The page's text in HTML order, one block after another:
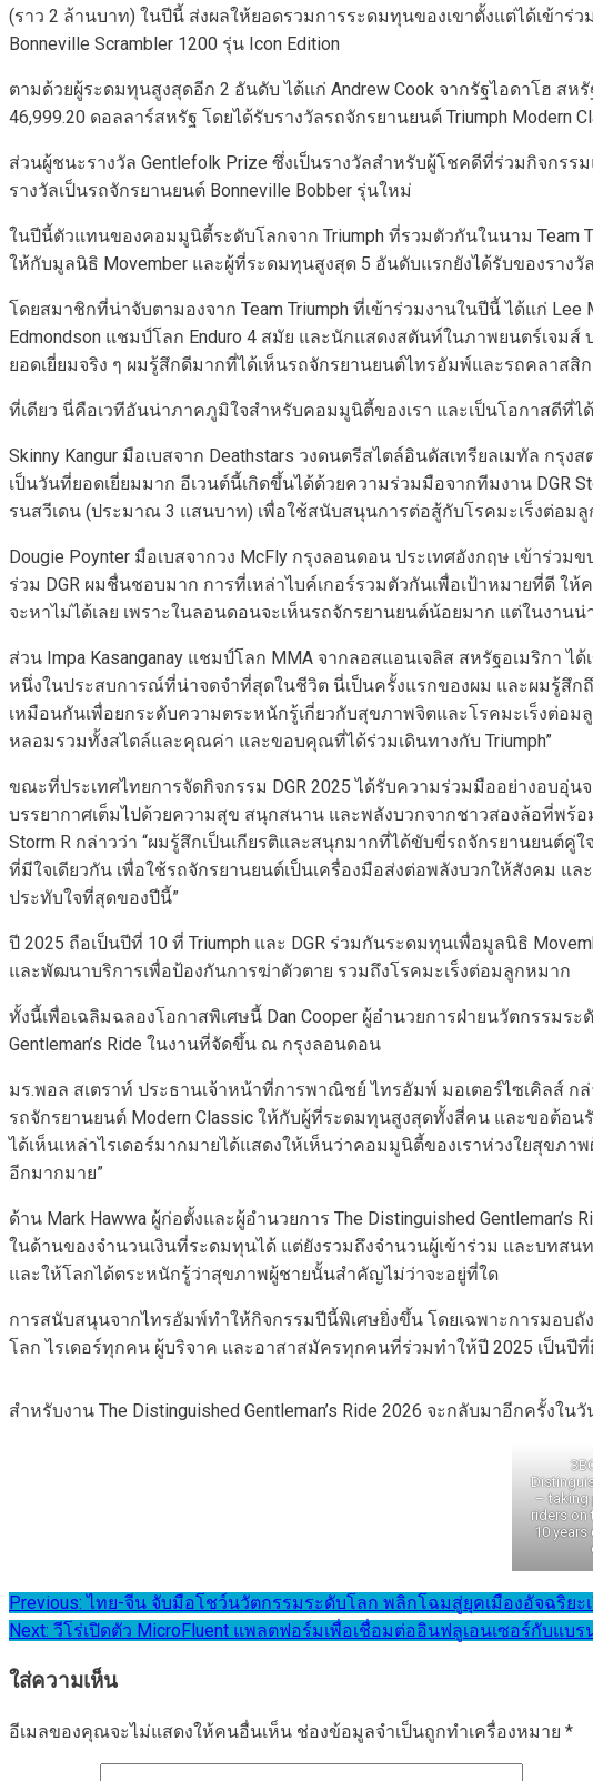
(ราว 2 ล้านบาท) ในปีนี้ ส่งผลให้ยอดรวมการระดมทุนของเขาตั้งแต่ได้เข้าร่
Bonneville Scrambler 1200 รุ่น Icon Edition
ตามด้วยผู้ระดมทุนสูงสุดอีก 2 อันดับ ได้แก่ Andrew Cook จากรัฐไอดาโฮ ส
46,999.20 ดอลลาร์สหรัฐ โดยได้รับรางวัลรถจักรยานยนต์ Triumph Modern
ส่วนผู้ชนะรางวัล Gentlefolk Prize ซึ่งเป็นรางวัลสำหรับผู้โชคดีที่ร่วมกิจกร
รางวัลเป็นรถจักรยานยนต์ Bonneville Bobber รุ่นใหม่
ในปีนี้ตัวแทนของคอมมูนิตี้ระดับโลกจาก Triumph ที่รวมตัวกันในนาม Team
ให้กับมูลนิธิ Movember และผู้ที่ระดมทุนสูงสุด 5 อันดับแรกยังได้รับของรางวั
โดยสมาชิกที่น่าจับตามองจาก Team Triumph ที่เข้าร่วมงานในปีนี้ ได้แก่
Edmondson แชมป์โลก Enduro 4 สมัย และนักแสดงสตันท์ในภาพยนตร์เจม
ยอดเยี่ยมจริง ๆ ผมรู้สึกดีมากที่ได้เห็นรถจักรยานยนต์ไทรอัมพ์และรถคลาสสิ
ที่เดียว นี่คือเวทีอันน่าภาคภูมิใจสำหรับคอมมูนิตี้ของเรา และเป็นโอกาสดีที่
Skinny Kangur มือเบสจาก Deathstars วงดนตรีสไตล์อินดัสเทรียลเมทัล กรุ
เป็นวันที่ยอดเยี่ยมมาก อีเวนต์นี้เกิดขึ้นได้ด้วยความร่วมมือจากทีมงาน DGR
รนสวีเดน (ประมาณ 3 แสนบาท) เพื่อใช้สนับสนุนการต่อสู้กับโรคมะเร็งต่อ
Dougie Poynter มือเบสจากวง McFly กรุงลอนดอน ประเทศอังกฤษ เข้าร่ว
ร่วม DGR ผมชื่นชอบมาก การที่เหล่าไบค์เกอร์รวมตัวกันเพื่อเป้าหมายที่ดี
จะหาไม่ได้เลย เพราะในลอนดอนจะเห็นรถจักรยานยนต์น้อยมาก แต่ในงา
ส่วน Impa Kasanganay แชมป์โลก MMA จากลอสแอนเจลิส สหรัฐอเมริกา ไ
หนึ่งในประสบการณ์ที่น่าจดจำที่สุดในชีวิต นี่เป็นครั้งแรกของผม และผมรู้สึ
เหมือนกันเพื่อยกระดับความตระหนักรู้เกี่ยวกับสุขภาพจิตและโรคมะเร็งต่อ
หลอมรวมทั้งสไตล์และคุณค่า และขอบคุณที่ได้ร่วมเดินทางกับ Triumph”
ขณะที่ประเทศไทยการจัดกิจกรรม DGR 2025 ได้รับความร่วมมืออย่างอบอุ่
บรรยากาศเต็มไปด้วยความสุข สนุกสนาน และพลังบวกจากชาวสองล้อที่พร้
Storm R กล่าวว่า “ผมรู้สึกเป็นเกียรติและสนุกมากที่ได้ขับขี่รถจักรยานยนต์
ที่มีใจเดียวกัน เพื่อใช้รถจักรยานยนต์เป็นเครื่องมือส่งต่อพลังบวกให้สังคม
ประทับใจที่สุดของปีนี้”
ปี 2025 ถือเป็นปีที่ 10 ที่ Triumph และ DGR ร่วมกันระดมทุนเพื่อมูลนิธิ
และพัฒนาบริการเพื่อป้องกันการฆ่าตัวตาย รวมถึงโรคมะเร็งต่อมลูกหมาก
ทั้งนี้เพื่อเฉลิมฉลองโอกาสพิเศษนี้ Dan Cooper ผู้อำนวยการฝ่ายนวัตกรรมร
Gentleman’s Ride ในงานที่จัดขึ้น ณ กรุงลอนดอน
มร.พอล สเตราท์ ประธานเจ้าหน้าที่การพาณิชย์ ไทรอัมพ์ มอเตอร์ไซเคิลส์
รถจักรยานยนต์ Modern Classic ให้กับผู้ที่ระดมทุนสูงสุดทั้งสี่คน และขอต้อน
ได้เห็นเหล่าไรเดอร์มากมายได้แสดงให้เห็นว่าคอมมูนิตี้ของเราห่วงใยสุข
อีกมากมาย”
ด้าน Mark Hawwa ผู้ก่อตั้งและผู้อำนวยการ The Distinguished
ในด้านของจำนวนเงินที่ระดมทุนได้ แต่ยังรวมถึงจำนวนผู้เข้าร่วม และบทส
และให้โลกได้ตระหนักรู้ว่าสุขภาพผู้ชายนั้นสำคัญไม่ว่าจะอยู่ที่ใด
การสนับสนุนจากไทรอัมพ์ทำให้กิจกรรมปีนี้พิเศษยิ่งขึ้น โดยเฉพาะการมอ
โลก ไรเดอร์ทุกคน ผู้บริจาค และอาสาสมัครทุกคนที่ร่วมทำให้ปี 2025 เป็นปีที่
สำหรับงาน The Distinguished Gentleman’s Ride 2026 จะกลับมาอีกครั้งใ
– taking
riders on
10
แนะแนว
เรื่อง
Previous: ไทย-จีน จับมือโชว์นวัตกรรมระดับโลก พลิกโฉมสู่ยุคเมืองอัจฉริยะเ
Next: วีโร่เปิดตัว MicroFluent แพลตฟอร์มเพื่อเชื่อมต่ออินฟลูเอนเซอร์กับแบ
ใส่ความเห็น
อีเมลของคุณจะไม่แสดงให้คนอื่นเห็น ช่องข้อมูลจำเป็นถูกทำเครื่องหมาย *